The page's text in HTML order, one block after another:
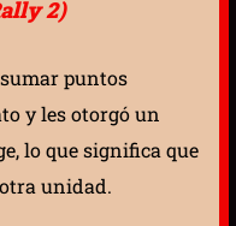
2)
puntos
y les otorgó un
lo que significa que
unidad.